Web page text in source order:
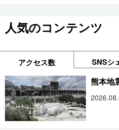
人気のコンテンツ
アクセス数 SNSシ
熊本地